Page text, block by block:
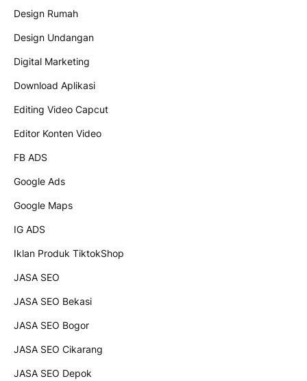
Design Rumah
Design Undangan
Digital Marketing
Download Aplikasi
Editing Video Capcut
Editor Konten Video
FB ADS
Google Ads
Google Maps
IG ADS
Iklan Produk TiktokShop
JASA SEO
JASA SEO Bekasi
JASA SEO Bogor
JASA SEO Cikarang
JASA SEO Depok